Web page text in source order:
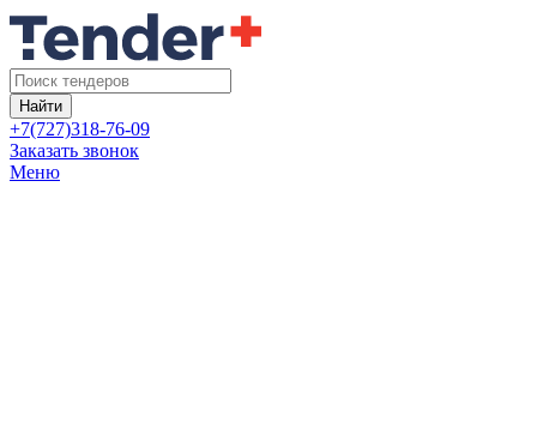
Найти
+7(727)318-76-09
Заказать звонок
Меню